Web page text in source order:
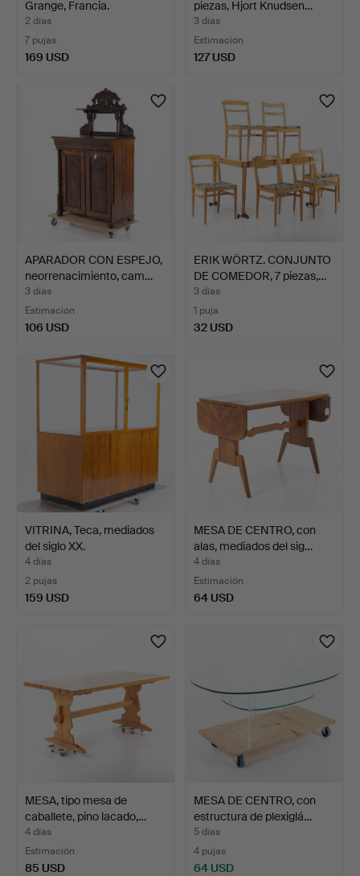
Grange, Francia.
2 días
7 pujas
169 USD
piezas, Hjort Knudsen…
3 días
Estimación
127 USD
APARADOR CON ESPEJO,
neorrenacimiento, cam…
3 días
Estimación
106 USD
ERIK WÖRTZ. CONJUNTO
DE COMEDOR, 7 piezas,…
3 días
1 puja
32 USD
VITRINA, Teca, mediados
del siglo XX.
4 días
2 pujas
159 USD
MESA DE CENTRO, con
alas, mediados del sig…
4 días
Estimación
64 USD
MESA, tipo mesa de
caballete, pino lacado,…
4 días
Estimación
85 USD
MESA DE CENTRO, con
estructura de plexiglá…
5 días
4 pujas
64 USD